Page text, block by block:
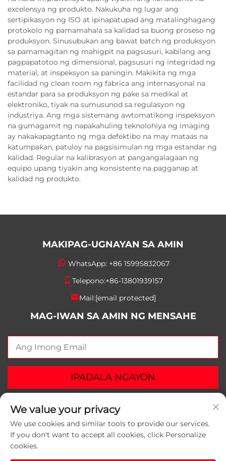
excelensya ng produkto. Nakukuha ng lugar ang
sertipikasyon ng ISO at ipinapatupad ang matalinghagang
protokolo ng pamamahala sa kalidad sa buong proseso ng
produksyon. Sinusubukan ang bawat batch ng produksyon
sa pamamagitan ng mahigpit na pagsusuri, kabilang ang
pagpapatotoo ng dimensional, pagsusuri ng integridad ng
material, at inspeksyon sa paningin. Makikita ng mga
facilidad ng clean room ng fabrica ang internasyonal na
estandar para sa produksyon ng pake sa medikal at
elektroniko, tiyak na sumusunod sa regulasyon ng
industriya. Ang mga sistemang awtomatikong inspeksyon
na gumagamit ng napakahuling teknolohiya ng imaging
ay nakakapagtanto ng mga defektibo na may mataas na
katumpakan, patuloy na pagsisimulan ng mga estandar ng
kalidad. Regular na kalibrasyon at pangangalagaan ng
equipo upang tiyakin ang konsistente na pagganap at
kalidad ng produkto.
MAKIPAG-UGNAYAN SA AMIN
WhatsApp: +86 15995832067
Telepono:+86-13801939157
Mail:[email protected]
MAG-IWAN SA AMIN NG MENSAHE
IPADALA NGAYON
Copyright © 2025 Suzhou Yunlei Packaging Materials
We value your privacy
We use cookies and similar tools to provide our services.
If you don't want to accept all cookies, click Personalize
cookies.